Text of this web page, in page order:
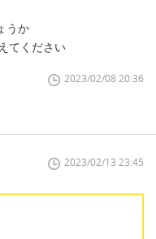
うか
てください
2023/02/08 20:36
2023/02/13 23:45